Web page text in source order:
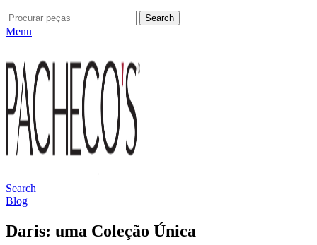
Search
Menu
Search
Blog
Daris: uma Coleção Única